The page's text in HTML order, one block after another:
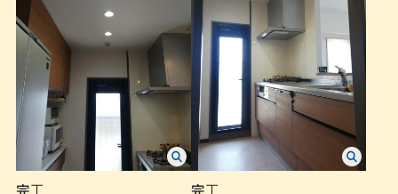
完⼯ 完⼯